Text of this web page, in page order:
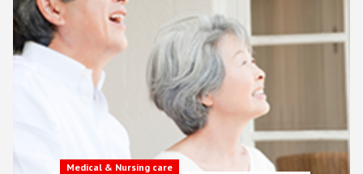
Medical & Nursing care